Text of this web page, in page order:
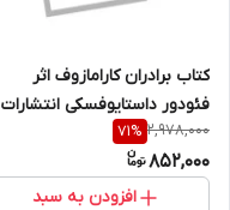
کتاب برادران کارامازوف اثر
فئودور داستایوفسکی انتشارات
ضامن آهو جلد سخت دو جلدی
2,978,000
71%
852,000
افزودن به سبد